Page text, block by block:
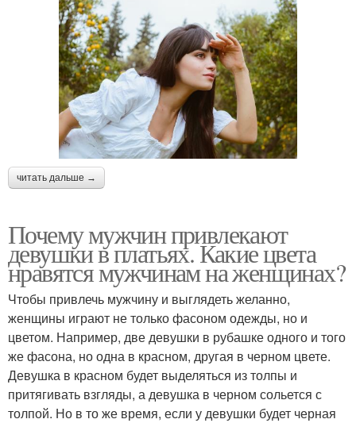
читать дальше →
Почему мужчин привлекают
девушки в платьях. Какие цвета
нравятся мужчинам на женщинах?
Чтобы привлечь мужчину и выглядеть желанно,
женщины играют не только фасоном одежды, но и
цветом. Например, две девушки в рубашке одного и того
же фасона, но одна в красном, другая в черном цвете.
Девушка в красном будет выделяться из толпы и
притягивать взгляды, а девушка в черном сольется с
толпой. Но в то же время, если у девушки будет черная